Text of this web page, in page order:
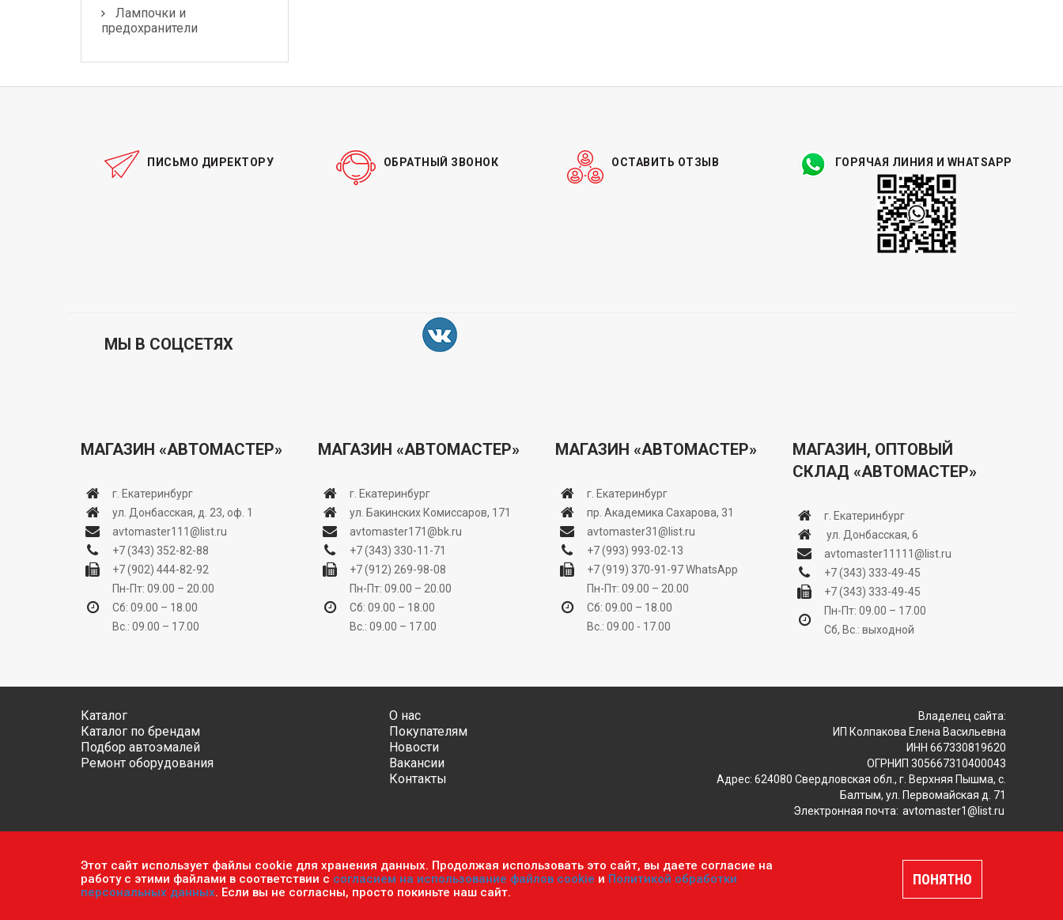
Лампочки и
предохранители
ПИСЬМО ДИРЕКТОРУ ОБРАТНЫЙ ЗВОНОК ОСТАВИТЬ ОТЗЫВ ГОРЯЧАЯ ЛИНИЯ И WHATSAPP
МЫ В СОЦСЕТЯХ
МАГАЗИН «АВТОМАСТЕР»
г. Екатеринбург
ул. Донбасская, д. 23, оф. 1
avtomaster111@list.ru
+7 (343) 352-82-88
+7 (902) 444-82-92
Пн-Пт: 09.00 – 20.00
Сб: 09.00 – 18.00
Вс.: 09.00 – 17.00
МАГАЗИН «АВТОМАСТЕР»
г. Екатеринбург
ул. Бакинских Комиссаров, 171
avtomaster171@bk.ru
+7 (343) 330-11-71
+7 (912) 269-98-08
Пн-Пт: 09.00 – 20.00
Сб: 09.00 – 18.00
Вс.: 09.00 – 17.00
МАГАЗИН «АВТОМАСТЕР»
г. Екатеринбург
пр. Академика Сахарова, 31
avtomaster31@list.ru
+7 (993) 993-02-13
+7 (919) 370-91-97WhatsApp
Пн-Пт: 09.00 – 20.00
Сб: 09.00 – 18.00
Вс.: 09.00 - 17.00
МАГАЗИН, ОПТОВЫЙ
СКЛАД «АВТОМАСТЕР»
г. Екатеринбург
ул. Донбасская, 6
avtomaster11111@list.ru
+7 (343) 333-49-45
+7 (343) 333-49-45
Пн-Пт: 09.00 – 17.00
Сб, Вс.: выходной
Каталог
Каталог по брендам
Подбор автоэмалей
Ремонт оборудования
О нас
Покупателям
Новости
Вакансии
Контакты
Владелец сайта:
ИП Колпакова Елена Васильевна
ИНН 667330819620
ОГРНИП 305667310400043
Адрес: 624080 Свердловская обл., г. Верхняя Пышма, с.
Балтым, ул. Первомайская д. 71
Электронная почта: avtomaster1@list.ru
Обратите внимание, что данный сайт носит исключительно информационный характер и ни при каких условиях не является публичной офертой, определяемой положениями
ч.2 ст. 437 Гражданского кодекса РФ.Политика конфиденциальности персональных данных Пользовательское соглашение
Этот сайт использует файлы cookie для хранения данных. Продолжая использовать это сайт, вы даете согласие на
работу с этими файлами в соответствии с согласием на использование файлов cookie и Политикой обработки
персональных данных. Если вы не согласны, просто покиньте наш сайт.
ПОНЯТНО